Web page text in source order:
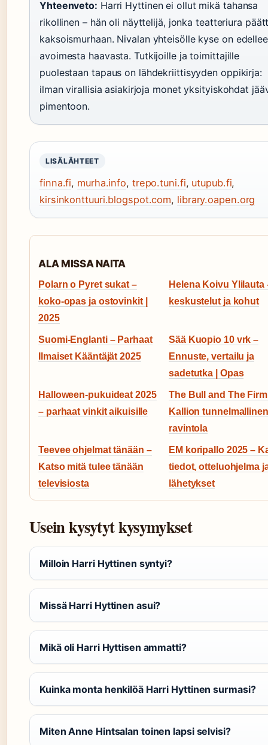
Yhteenveto: Harri Hyttinen ei ollut mikä tahansa
rikollinen – hän oli näyttelijä, jonka teatteriura
kaksoismurhaan. Nivalan yhteisölle kyse on
avoimesta haavasta. Tutkijoille ja toimittajille
puolestaan tapaus on lähdekriittisyyden oppikirja:
ilman virallisia asiakirjoja monet yksityiskohdat
pimentoon.
LISÄLÄHTEET
finna.fi, murha.info, trepo.tuni.fi, utupub.fi,
kirsinkonttuuri.blogspot.com, library.oapen.org
ALA MISSA NAITA
Polarn o Pyret sukat –
koko-opas ja ostovinkit |
2025
Helena Koivu Ylilauta
keskustelut ja kohut
Suomi-Englanti – Parhaat
Ilmaiset Kääntäjät 2025
Sää Kuopio 10 vrk –
Ennuste, vertailu ja
sadetutka | Opas
Halloween-pukuideat 2025
– parhaat vinkit aikuisille
The Bull and The
Kallion tunnelmallinen
ravintola
Teevee ohjelmat tänään –
Katso mitä tulee tänään
televisiosta
EM koripallo 2025 –
tiedot, otteluohjelma
lähetykset
Usein kysytyt kysymykset
Milloin Harri Hyttinen syntyi?
Missä Harri Hyttinen asui?
Mikä oli Harri Hyttisen ammatti?
Kuinka monta henkilöä Harri Hyttinen surmasi?
Miten Anne Hintsalan toinen lapsi selvisi?